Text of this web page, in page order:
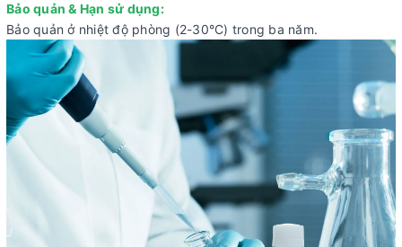
Bảo quản & Hạn sử dụng:
Bảo quản ở nhiệt độ phòng (2-30°C) trong ba năm.